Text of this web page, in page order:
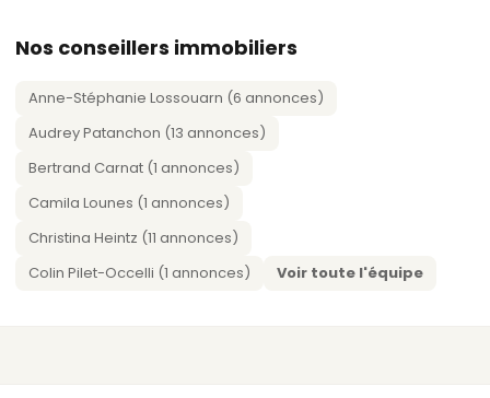
Nos conseillers immobiliers
Anne-Stéphanie Lossouarn (6 annonces)
Audrey Patanchon (13 annonces)
Bertrand Carnat (1 annonces)
Camila Lounes (1 annonces)
Christina Heintz (11 annonces)
Colin Pilet-Occelli (1 annonces)
Voir toute l'équipe